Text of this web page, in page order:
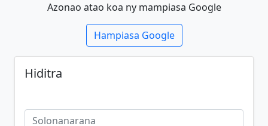
Azonao atao koa ny mampiasa Google
Hampiasa Google
Hiditra